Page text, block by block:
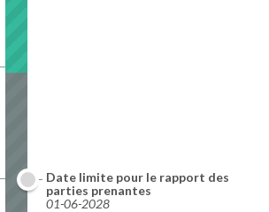
Date limite pour le rapport des
parties prenantes
01-06-2028